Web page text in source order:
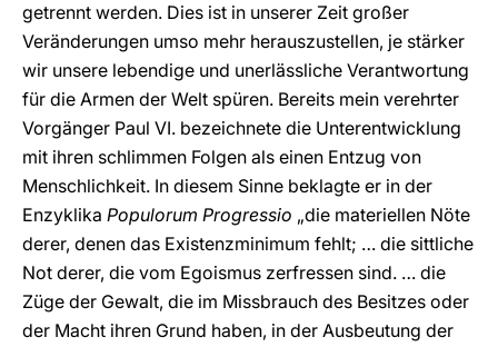
getrennt werden. Dies ist in unserer Zeit großer
Veränderungen umso mehr herauszustellen, je stärker
wir unsere lebendige und unerlässliche Verantwortung
für die Armen der Welt spüren. Bereits mein verehrter
Vorgänger Paul VI. bezeichnete die Unterentwicklung
mit ihren schlimmen Folgen als einen Entzug von
Menschlichkeit. In diesem Sinne beklagte er in der
Enzyklika Populorum Progressio „die materiellen Nöte
derer, denen das Existenzminimum fehlt; … die sittliche
Not derer, die vom Egoismus zerfressen sind. … die
Züge der Gewalt, die im Missbrauch des Besitzes oder
der Macht ihren Grund haben, in der Ausbeutung der